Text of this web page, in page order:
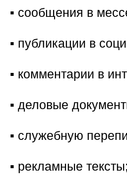
▪️ сообщения в
▪️ публикации в
▪️ комментарии в
▪️ деловые
▪️ служебную
▪️ рекламные тексты;